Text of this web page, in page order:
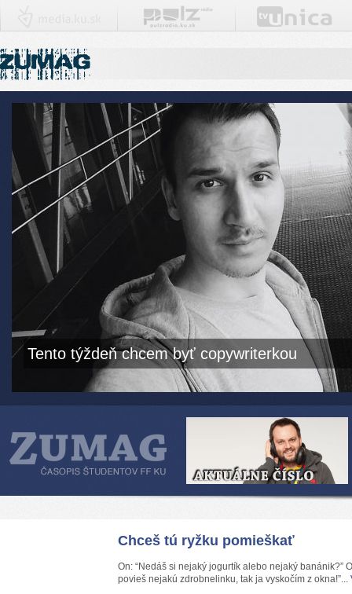
Tento týždeň chcem byť copywriterkou
Chceš tú ryžku pomieškať
On: “Nedáš si nejaký jogurtík alebo nejaký banánik?”
povieš nejakú zdrobnelinku, tak ja vyskočím z okna!”...